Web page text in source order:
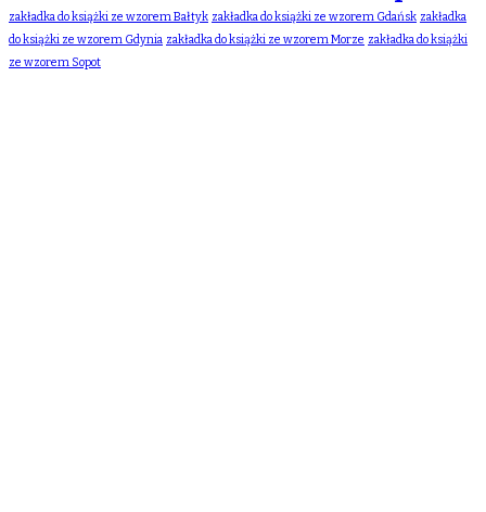
zakładka do książki ze wzorem Bałtyk zakładka do książki ze wzorem Gdańsk zakładka
do książki ze wzorem Gdynia zakładka do książki ze wzorem Morze zakładka do książki
ze wzorem Sopot